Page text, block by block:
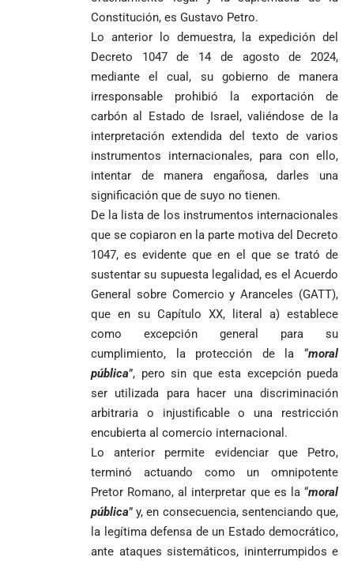
Constitución, es Gustavo Petro.
Lo anterior lo demuestra, la expedición del
Decreto 1047 de 14 de agosto de 2024,
mediante el cual, su gobierno de manera
irresponsable prohibió la exportación de
carbón al Estado de Israel, valiéndose de la
interpretación extendida del texto de varios
instrumentos internacionales, para con ello,
intentar de manera engañosa, darles una
significación que de suyo no tienen.
De la lista de los instrumentos internacionales
que se copiaron en la parte motiva del Decreto
1047, es evidente que en el que se trató de
sustentar su supuesta legalidad, es el Acuerdo
General sobre Comercio y Aranceles (GATT),
que en su Capítulo XX, literal a) establece
como excepción general para su
cumplimiento, la protección de la “moral
pública”, pero sin que esta excepción pueda
ser utilizada para hacer una discriminación
arbitraria o injustificable o una restricción
encubierta al comercio internacional.
Lo anterior permite evidenciar que Petro,
terminó actuando como un omnipotente
Pretor Romano, al interpretar que es la “moral
pública” y, en consecuencia, sentenciando que,
la legítima defensa de un Estado democrático,
ante ataques sistemáticos, ininterrumpidos e